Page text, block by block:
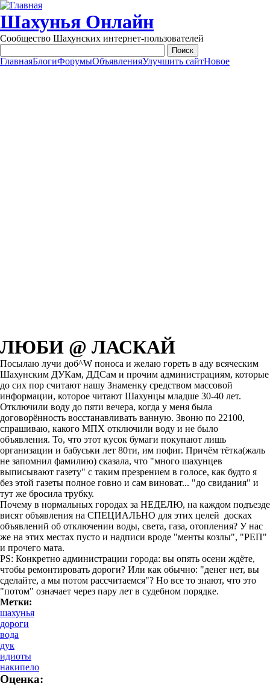
Перейти к основному содержанию
Шахунья Онлайн
Сообщество Шахунских интернет-пользователей
Main menu
ГлавнаяБлогиФорумыОбъявленияУлучшить сайтНовое
ЛЮБИ @ ЛАСКАЙ
Посылаю лучи доб^W поноса и желаю гореть в аду всяческим
Шахунским ДУКам, ДДСам и прочим администрациям, которые
до сих пор считают нашу Знаменку средством массовой
информации, которое читают Шахунцы младше 30-40 лет.
Отключили воду до пяти вечера, когда у меня была
договорённость восстанавливать ванную. Звоню по 22100,
спрашиваю, какого МПХ отключили воду и не было
объявления. То, что этот кусок бумаги покупают лишь
организации и бабуськи лет 80ти, им пофиг. Причём тётка(жаль
не запомнил фамилию) сказала, что "много шахунцев
выписывают газету" с таким презрением в голосе, как будто я
без этой газеты полное говно и сам виноват... "до свидания" и
тут же бросила трубку.
Почему в нормальных городах за НЕДЕЛЮ, на каждом подъезде
висят объявления на СПЕЦИАЛЬНО для этих целей досках
объявлений об отключении воды, света, газа, отопления? У нас
же на этих местах пусто и надписи вроде "менты козлы", "РЕП"
и прочего мата.
PS: Конкретно администрации города: вы опять осени ждёте,
чтобы ремонтировать дороги? Или как обычно: "денег нет, вы
сделайте, а мы потом рассчитаемся"? Но все то знают, что это
"потом" означает через пару лет в судебном порядке.
Метки:
шахунья
дороги
вода
дук
идиоты
накипело
Оценка: